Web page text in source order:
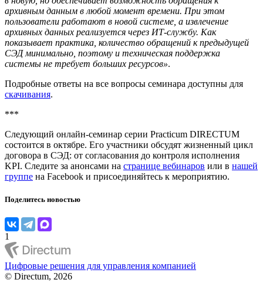
архивным данным в любой момент времени. При этом
пользователи работают в новой системе, а извлечение
архивных данных реализуется через ИТ-службу. Как
показывает практика, количество обращений к предыдущей
СЭД минимально, поэтому и техническая поддержка
системы не требует больших ресурсов».
Подробные ответы на все вопросы семинара доступны для
скачивания.
***
Следующий онлайн-семинар серии Practicum DIRECTUM
состоится в октябре. Его участники обсудят жизненный цикл
договора в СЭД: от согласования до контроля исполнения
KPI. Следите за анонсами на странице вебинаров или в нашей
группе на Facebook и присоединяйтесь к мероприятию.
Поделитесь новостью
1
Цифровые решения для управления компанией
© Directum, 2026